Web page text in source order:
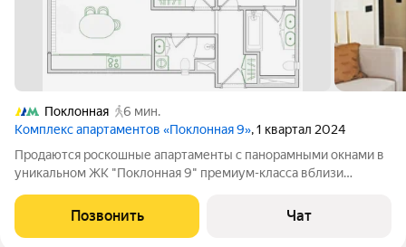
Поклонная
6 мин.
Комплекс апартаментов «Поклонная 9», 1 квартал 2024
Продаются роскошные апартаменты с панорамными окнами в
уникальном ЖК "Поклонная 9" премиум-класса вблизи
Модерн. Площадь: 101,1 кв.м. Планировка: Кухня-гостиная, 2
спальни, 2 с/у, 2 гардеробные
Позвонить Чат